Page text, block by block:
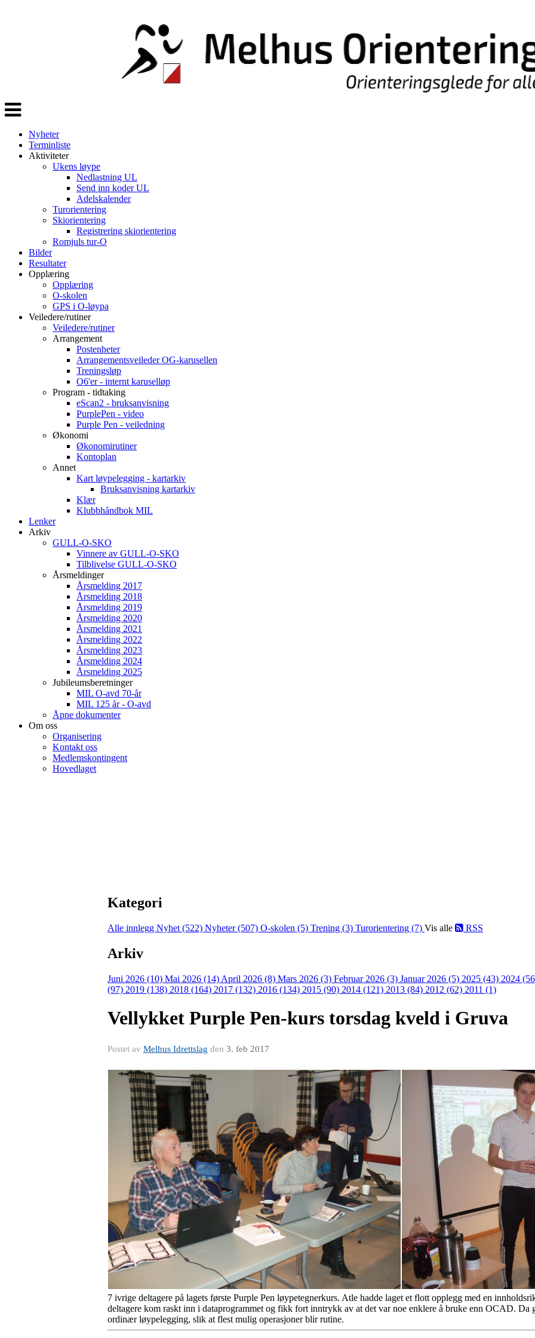
Veksle
navigasjon
Nyheter
Terminliste
Aktiviteter
Ukens løype
Nedlastning UL
Send inn koder UL
Adelskalender
Turorientering
Skiorientering
Registrering skiorientering
Romjuls tur-O
Bilder
Resultater
Opplæring
Opplæring
O-skolen
GPS i O-løypa
Veiledere/rutiner
Veiledere/rutiner
Arrangement
Postenheter
Arrangementsveileder OG-karusellen
Treningsløp
O6'er - internt karuselløp
Program - tidtaking
eScan2 - bruksanvisning
PurplePen - video
Purple Pen - veiledning
Økonomi
Økonomirutiner
Kontoplan
Annet
Kart løypelegging - kartarkiv
Bruksanvisning kartarkiv
Klær
Klubbhåndbok MIL
Lenker
Arkiv
GULL-O-SKO
Vinnere av GULL-O-SKO
Tilblivelse GULL-O-SKO
Årsmeldinger
Årsmelding 2017
Årsmelding 2018
Årsmelding 2019
Årsmelding 2020
Årsmelding 2021
Årsmelding 2022
Årsmelding 2023
Årsmelding 2024
Årsmelding 2025
Jubileumsberetninger
MIL O-avd 70-år
MIL 125 år - O-avd
Åpne dokumenter
Om oss
Organisering
Kontakt oss
Medlemskontingent
Hovedlaget
Kategori
Alle innlegg Nyhet (522) Nyheter (507) O-skolen (5) Trening (3) Turorientering (7) Vis alle RSS
Arkiv
Juni 2026 (10) Mai 2026 (14) April 2026 (8) Mars 2026 (3) Februar 2026 (3) Januar 2026 (5) 2025 (43) 2024
(97) 2019 (138) 2018 (164) 2017 (132) 2016 (134) 2015 (90) 2014 (121) 2013 (84) 2012 (62) 2011 (1)
Vellykket Purple Pen-kurs torsdag kveld i Gruva
Postet av Melhus Idrettslag den 3. feb 2017
7 ivrige deltagere på lagets første Purple Pen løypetegnerkurs. Atle hadde laget et flott opplegg med en
deltagere kom raskt inn i dataprogrammet og fikk fort inntrykk av at det var noe enklere å bruke enn OCAD. Da
ordinær løypelegging, slik at flest mulig operasjoner blir rutine.